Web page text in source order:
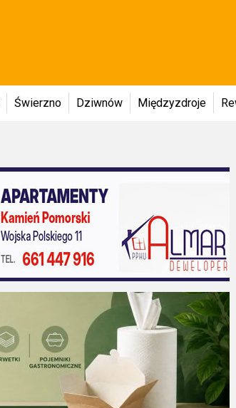
Świerzno Dziwnów Międzyzdroje